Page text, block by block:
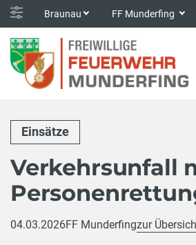
Braunau FF Munderfing
Einsätze
Verkehrsunfall
04.03.2026FF Munderfingzur